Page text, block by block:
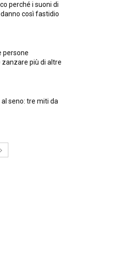
perché i suoni di
così fastidio
persone
più di altre
seno: tre miti da